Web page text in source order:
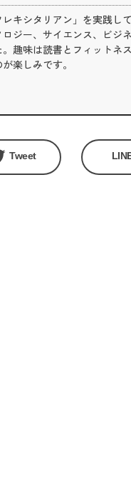
レキシタリアン」を実践
ロジー、サイエンス、ビジ
。趣味は読書とフィット
楽しみです。
Tweet